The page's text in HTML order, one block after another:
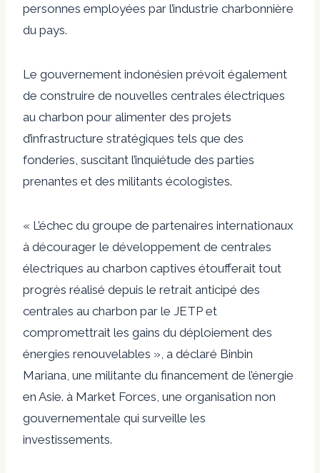
personnes employées par l’industrie charbonnière
du pays.
Le gouvernement indonésien prévoit également
de construire de nouvelles centrales électriques
au charbon pour alimenter des projets
d’infrastructure stratégiques tels que des
fonderies, suscitant l’inquiétude des parties
prenantes et des militants écologistes.
« L’échec du groupe de partenaires internationaux
à décourager le développement de centrales
électriques au charbon captives étoufferait tout
progrès réalisé depuis le retrait anticipé des
centrales au charbon par le JETP et
compromettrait les gains du déploiement des
énergies renouvelables », a déclaré Binbin
Mariana, une militante du financement de l’énergie
en Asie. à Market Forces, une organisation non
gouvernementale qui surveille les
investissements.